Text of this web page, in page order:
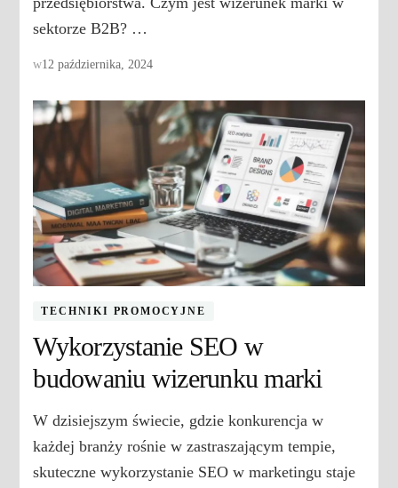
sektorze B2B? …
w12 października, 2024
TECHNIKI PROMOCYJNE
Wykorzystanie SEO w
budowaniu wizerunku marki
W dzisiejszym świecie, gdzie konkurencja w
każdej branży rośnie w zastraszającym tempie,
skuteczne wykorzystanie SEO w marketingu staje